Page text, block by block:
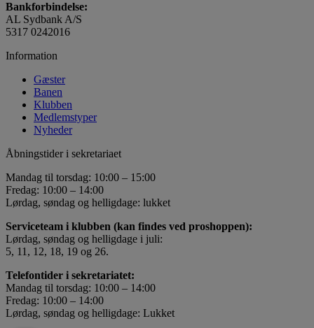
Bankforbindelse:
AL Sydbank A/S
5317 0242016
Information
Gæster
Banen
Klubben
Medlemstyper
Nyheder
Åbningstider i sekretariaet
Mandag til torsdag: 10:00 – 15:00
Fredag: 10:00 – 14:00
Lørdag, søndag og helligdage: lukket
Serviceteam i klubben (kan findes ved proshoppen):
Lørdag, søndag og helligdage i juli:
5, 11, 12, 18, 19 og 26.
Telefontider i sekretariatet:
Mandag til torsdag: 10:00 – 14:00
Fredag: 10:00 – 14:00
Lørdag, søndag og helligdage: Lukket